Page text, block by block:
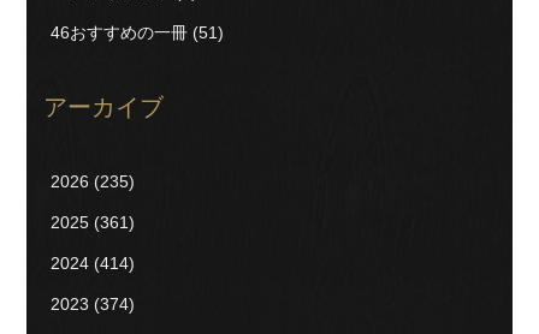
46おすすめの一冊 (51)
アーカイブ
2026 (235)
2025 (361)
2024 (414)
2023 (374)